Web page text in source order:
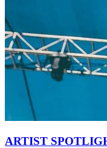
ARTIST